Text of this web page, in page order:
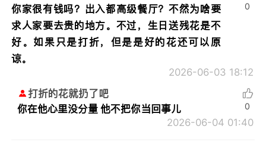
你家很有钱吗？出入都高级餐厅？不然为啥要
求人家要去贵的地方。不过，生日送残花是不
好。如果只是打折，但是是好的花还可以原
谅。
2026-06-03 18:12
0
打折的花就扔了吧
你在他心里没分量 他不把你当回事儿
2026-06-04 01:40
0